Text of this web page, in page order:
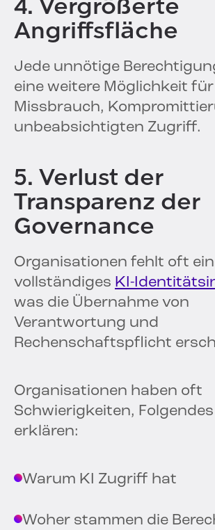
4. Vergrößerte
Angriffsfläche
Jede unnötige
eine weitere Möglichkeit für
Missbrauch,
unbeabsichtigten Zugriff.
5. Verlust der
Transparenz der
Governance
Organisationen fehlt oft ein
vollständiges KI-
was die Übernahme von
Verantwortung und
Rechenschaftspflicht
Organisationen haben oft
Schwierigkeiten,
erklären:
Warum KI Zugriff hat
Woher stammen die